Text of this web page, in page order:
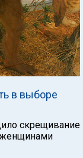
в выборе
скрещивание